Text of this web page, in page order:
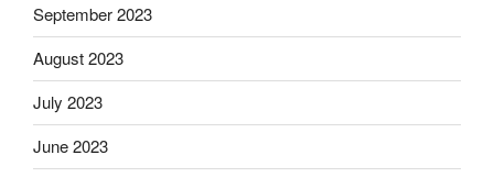
September 2023
August 2023
July 2023
June 2023